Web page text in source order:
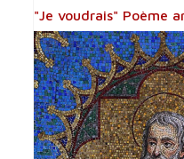
"Je voudrais" Poème